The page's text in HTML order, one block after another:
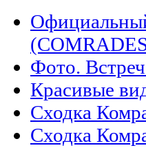
Фото.
Красивые
Сходка
Сходка